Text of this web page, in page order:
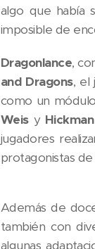
algo que había
imposible de
Dragonlance,
and Dragons, el
como un
Weis y Hickman
jugadores
protagonistas
Además de
también con
algunas